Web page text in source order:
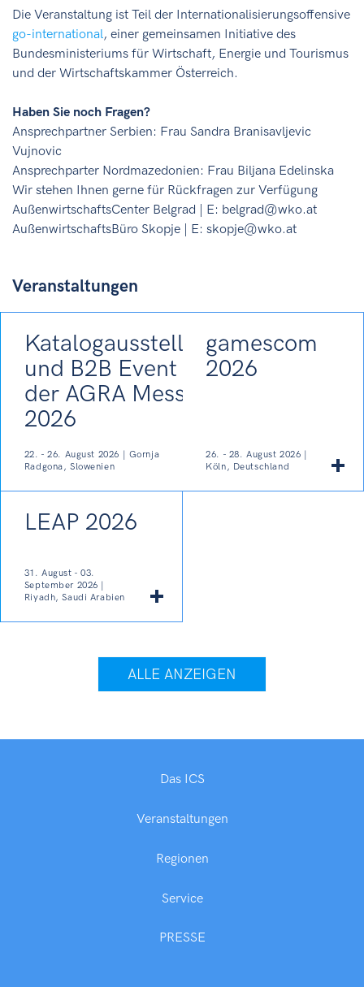
Die Veranstaltung ist Teil der Internationalisierungsoffensive
go-international, einer gemeinsamen Initiative des
Bundesministeriums für Wirtschaft, Energie und Tourismus
und der Wirtschaftskammer Österreich.
Haben Sie noch Fragen?
Ansprechpartner Serbien: Frau Sandra Branisavljevic
Vujnovic
Ansprechparter Nordmazedonien: Frau Biljana Edelinska
Wir stehen Ihnen gerne für Rückfragen zur Verfügung
AußenwirtschaftsCenter Belgrad | E: belgrad@wko.at
AußenwirtschaftsBüro Skopje | E: skopje@wko.at
Veranstaltungen
Katalogausstellung
und B2B Event auf
der AGRA Messe
2026
22. - 26. August 2026 | Gornja
Radgona, Slowenien
gamescom
2026
26. - 28. August 2026 |
Köln, Deutschland
LEAP 2026
31. August - 03.
September 2026 |
Riyadh, Saudi Arabien
ALLE ANZEIGEN
Das ICS
Veranstaltungen
Regionen
Service
PRESSE